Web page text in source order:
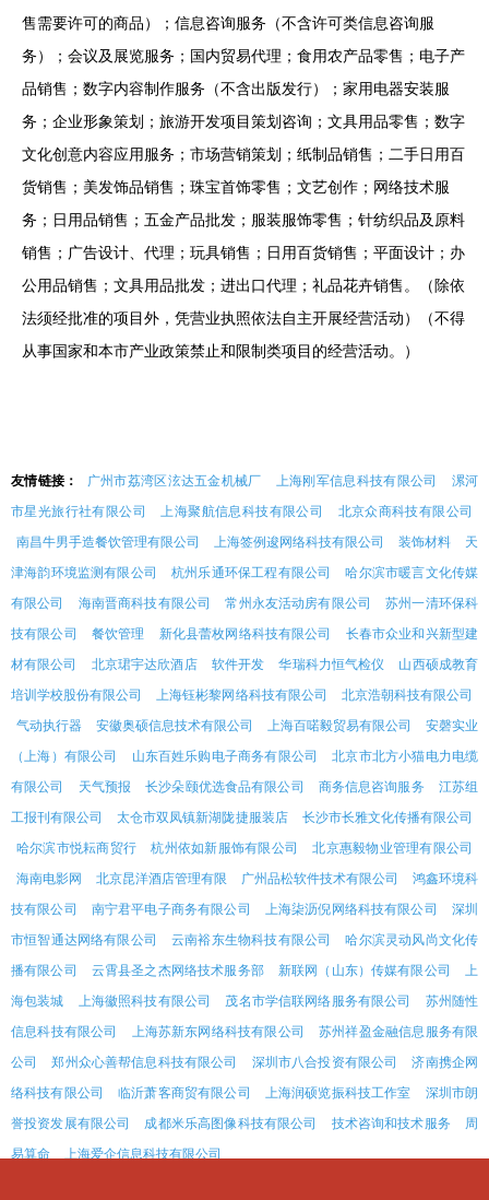
售需要许可的商品）；信息咨询服务（不含许可类信息咨询服
务）；会议及展览服务；国内贸易代理；食用农产品零售；电子产
品销售；数字内容制作服务（不含出版发行）；家用电器安装服
务；企业形象策划；旅游开发项目策划咨询；文具用品零售；数字
文化创意内容应用服务；市场营销策划；纸制品销售；二手日用百
货销售；美发饰品销售；珠宝首饰零售；文艺创作；网络技术服
务；日用品销售；五金产品批发；服装服饰零售；针纺织品及原料
销售；广告设计、代理；玩具销售；日用百货销售；平面设计；办
公用品销售；文具用品批发；进出口代理；礼品花卉销售。（除依
法须经批准的项目外，凭营业执照依法自主开展经营活动）（不得
从事国家和本市产业政策禁止和限制类项目的经营活动。）
友情链接： 广州市荔湾区泫达五金机械厂 上海刚军信息科技有限公司
漯河
市星光旅行社有限公司
上海聚航信息科技有限公司
北京众商科技有限公司
南昌牛男手造餐饮管理有限公司
上海签例逡网络科技有限公司 装饰材料
天
津海韵环境监测有限公司
杭州乐通环保工程有限公司
哈尔滨市暖言文化传媒
有限公司
海南晋商科技有限公司 常州永友活动房有限公司
苏州一清环保科
技有限公司
餐饮管理 新化县蕾枚网络科技有限公司
长春市众业和兴新型建
材有限公司
北京珺宇达欣酒店 软件开发 华瑞科力恒气检仪
山西硕成教育
培训学校股份有限公司
上海钰彬黎网络科技有限公司
北京浩朝科技有限公司
气动执行器
安徽奥硕信息技术有限公司 上海百喏毅贸易有限公司
安磬实业
（上海）有限公司
山东百姓乐购电子商务有限公司
北京市北方小猫电力电缆
有限公司
天气预报 长沙朵颐优选食品有限公司 商务信息咨询服务
江苏组
工报刊有限公司
太仓市双凤镇新湖陇捷服装店
长沙市长雅文化传播有限公司
哈尔滨市悦耘商贸行
杭州依如新服饰有限公司
北京惠毅物业管理有限公司
海南电影网
北京昆洋酒店管理有限 广州品松软件技术有限公司
鸿鑫环境科
技有限公司
南宁君平电子商务有限公司 上海柒沥倪网络科技有限公司
深圳
市恒智通达网络有限公司
云南裕东生物科技有限公司
哈尔滨灵动风尚文化传
播有限公司
云霄县圣之杰网络技术服务部 新联网（山东）传媒有限公司
上
海包装城
上海徽照科技有限公司 茂名市学信联网络服务有限公司
苏州随性
信息科技有限公司
上海苏新东网络科技有限公司
苏州祥盈金融信息服务有限
公司
郑州众心善帮信息科技有限公司 深圳市八合投资有限公司
济南携企网
络科技有限公司
临沂萧客商贸有限公司 上海润硕览振科技工作室
深圳市朗
誉投资发展有限公司
成都米乐高图像科技有限公司 技术咨询和技术服务
周
易算命
上海爱企信息科技有限公司